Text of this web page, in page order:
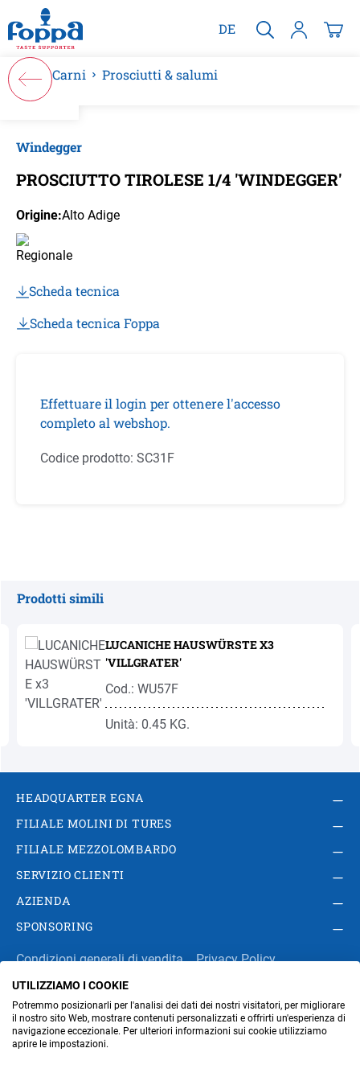
principale
DE
Carni Prosciutti & salumi
Windegger
PROSCIUTTO TIROLESE 1/4 'WINDEGGER'
Origine:Alto Adige
Scheda tecnica
Scheda tecnica Foppa
Effettuare il login per ottenere l'accesso
completo al webshop.
Codice prodotto: SC31F
Prodotti simili
LUCANICHE HAUSWÜRSTE X3
'VILLGRATER'
Cod.: WU57F
Unità: 0.45 KG.
HEADQUARTER EGNA
FILIALE MOLINI DI TURES
FILIALE MEZZOLOMBARDO
SERVIZIO CLIENTI
AZIENDA
SPONSORING
Condizioni generali di vendita
Privacy Policy
Impressum
Modifica impostazioni dei cookie
Amministrazione
UTILIZZIAMO I COOKIE
Potremmo posizionarli per l'analisi dei dati dei nostri visitatori, per migliorare
il nostro sito Web, mostrare contenuti personalizzati e offrirti un'esperienza di
navigazione eccezionale. Per ulteriori informazioni sui cookie utilizziamo
aprire le impostazioni.